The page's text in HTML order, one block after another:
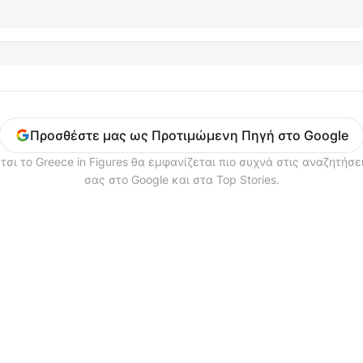
Προσθέστε μας ως Προτιμώμενη Πηγή στο Google
το Greece in Figures θα εμφανίζεται πιο συχνά στις
σας στο Google και στα Top Stories.